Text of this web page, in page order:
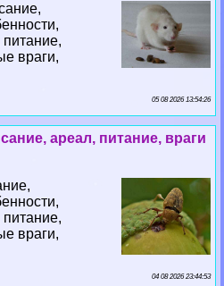
враги,
05 08 2026 13:54:26
ареал, питание, враги
враги,
04 08 2026 23:44:53